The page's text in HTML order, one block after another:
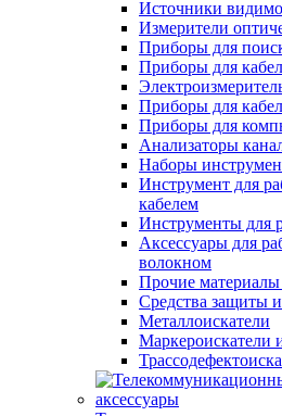
Источники
Измерители
Приборы для
Приборы для
Приборы для
Приборы для
Анализаторы
Наборы
Инструмент для
кабелем
Инструменты для
Аксессуары для
волокном
Прочие материалы
Средства защиты
Металлоискатели
Маркероискатели